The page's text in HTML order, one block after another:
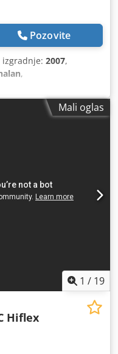
Pozovite
izgradnje: 2007,
,
Mali oglas
1 / 19
Hiflex